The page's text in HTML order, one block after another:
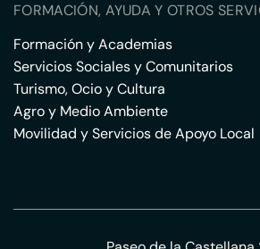
FORMACIÓN, AYUDA Y OTROS
Formación y Academias
Servicios Sociales y Comunitarios
Turismo, Ocio y Cultura
Agro y Medio Ambiente
Movilidad y Servicios de Apoyo Local